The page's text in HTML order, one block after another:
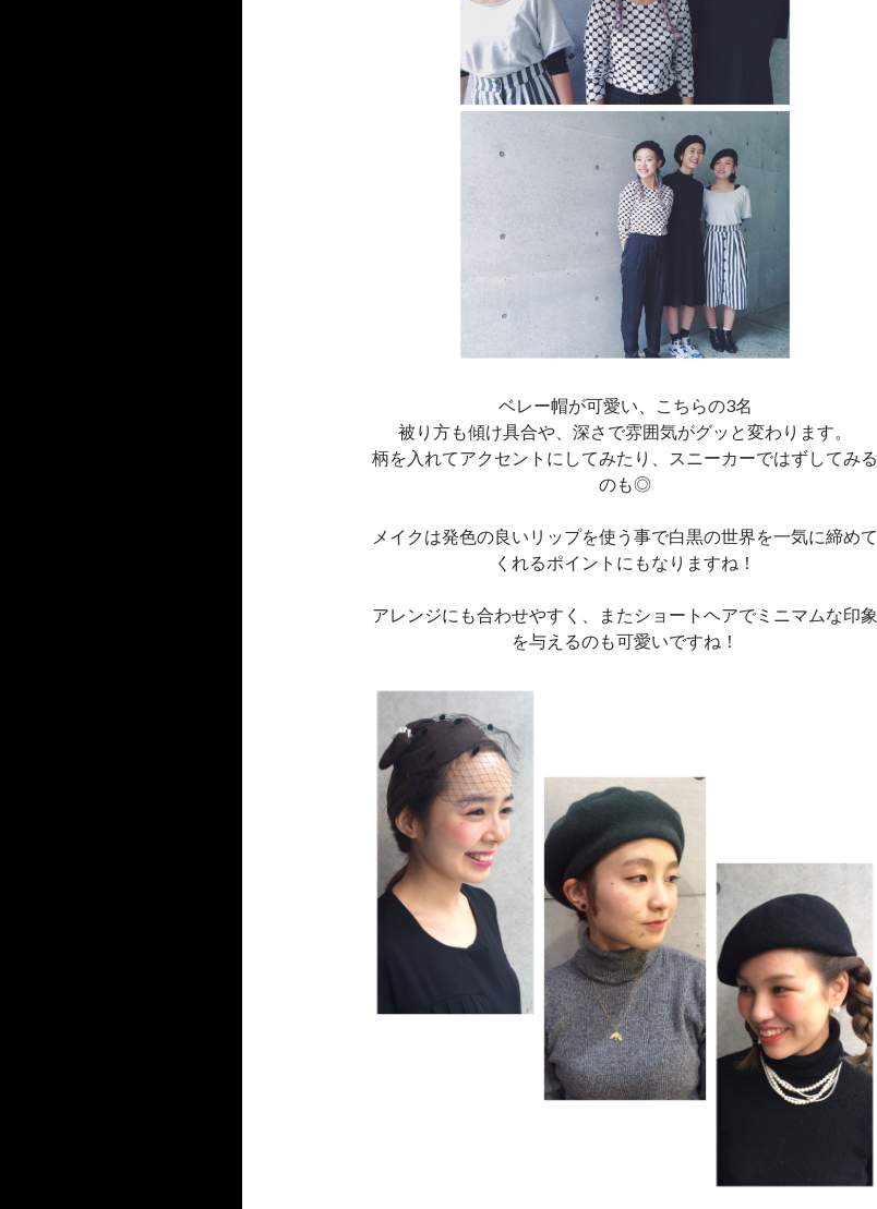
ベレー帽が可愛い、こちらの3名
被り方も傾け具合や、深さで雰囲気がグッと変わります。
柄を入れてアクセントにしてみたり、スニーカーではずしてみる
のも◎
メイクは発色の良いリップを使う事で白黒の世界を一気に締めて
くれるポイントにもなりますね！
アレンジにも合わせやすく、またショートヘアでミニマムな印象
を与えるのも可愛いですね！